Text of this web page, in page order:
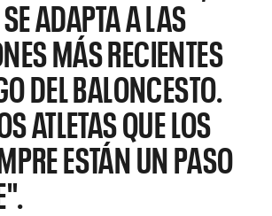
ADAPTA A LAS
MÁS RECIENTES
DEL BALONCESTO.
ATLETAS QUE LOS
ESTÁN UN PASO